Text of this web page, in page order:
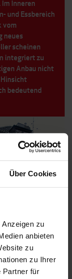
Über Cookies
zu
anbieten
zu
zu Ihrer
Partner für
Inneren
und Essbereich
vom
neues
scheinen
integriert zu
Anbau nicht
bedeutend